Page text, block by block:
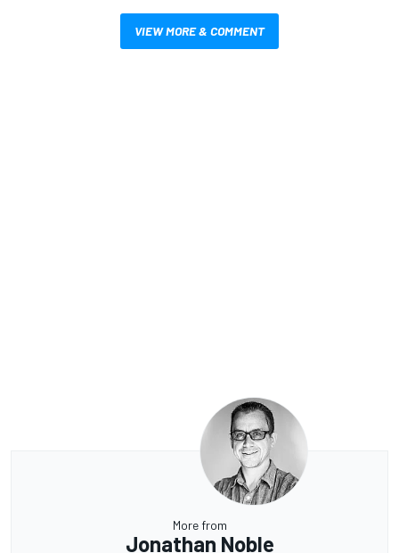
VIEW MORE & COMMENT
More from
Jonathan Noble